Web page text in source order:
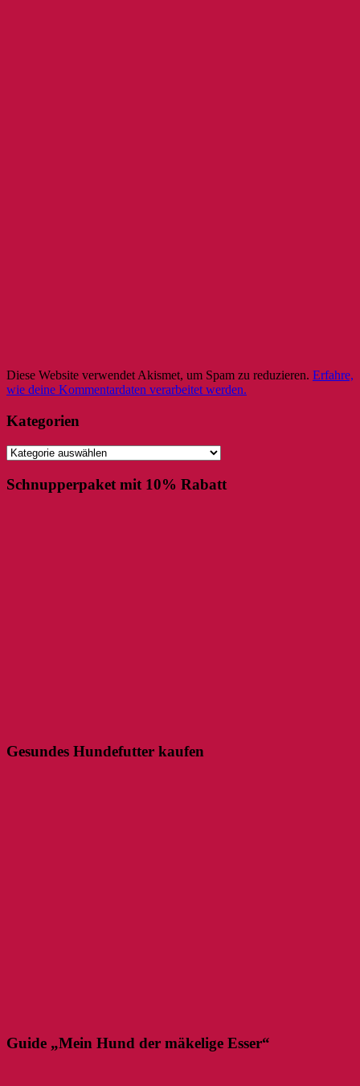
Diese Website verwendet Akismet, um Spam zu reduzieren. Erfahre,
wie deine Kommentardaten verarbeitet werden.
Kategorien
Kategorien
Schnupperpaket mit 10% Rabatt
Gesundes Hundefutter kaufen
Guide „Mein Hund der mäkelige Esser“